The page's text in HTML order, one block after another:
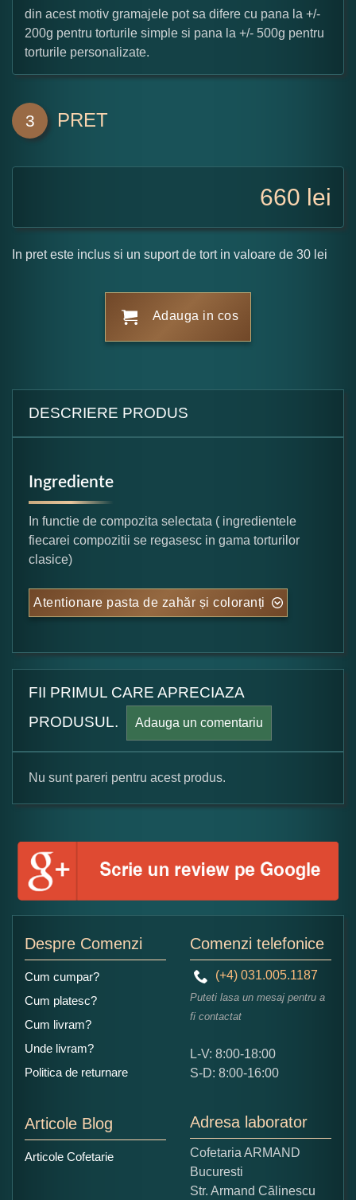
din acest motiv gramajele pot sa difere cu pana la +/-
200g pentru torturile simple si pana la +/- 500g pentru
torturile personalizate.
3 PRET
660 lei
In pret este inclus si un suport de tort in valoare de 30 lei
Adauga in cos
DESCRIERE PRODUS
Ingrediente
In functie de compozita selectata ( ingredientele
fiecarei compozitii se regasesc in gama torturilor
clasice)
Atentionare pasta de zahăr și coloranți
FII PRIMUL CARE APRECIAZA
PRODUSUL.
Adauga un comentariu
Formular pareri client
Numele dumneavoastra:
Ce nota acordati acestui produs?
5
Copiati alaturi numarul din imagine:
Nu sunt pareri pentru acest produs.
Despre Comenzi
Cum cumpar?
Cum platesc?
Cum livram?
Unde livram?
Politica de returnare
Articole Blog
Articole Cofetarie
Comenzi telefonice
(+4) 031.005.1187
Puteti lasa un mesaj pentru a
fi contactat
L-V: 8:00-18:00
S-D: 8:00-16:00
Adresa laborator
Cofetaria ARMAND
Bucuresti
Str. Armand Călinescu